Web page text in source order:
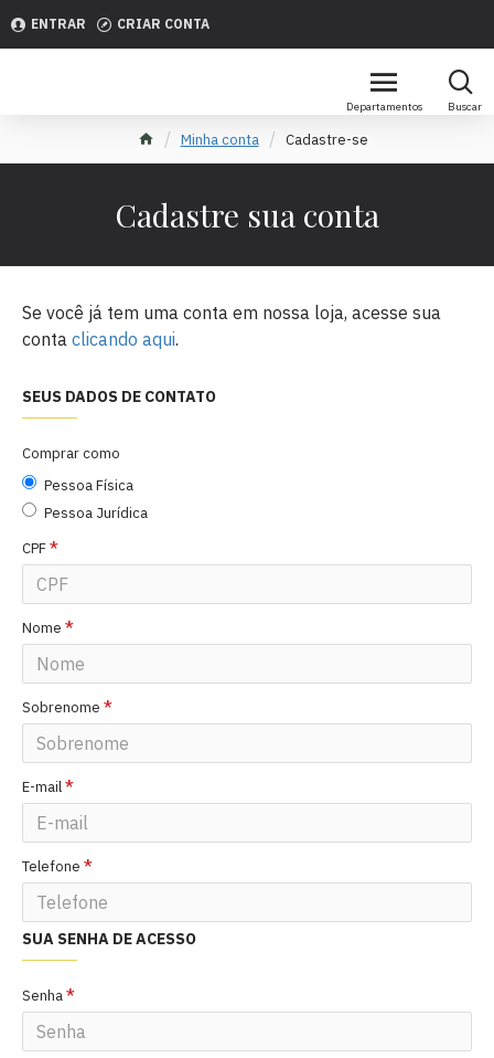
ENTRAR CRIAR CONTA
Minha conta Cadastre-se
Cadastre sua conta
Se você já tem uma conta em nossa loja, acesse sua
conta clicando aqui.
SEUS DADOS DE CONTATO
Comprar como
Pessoa Física
Pessoa Jurídica
CPF
Nome
Sobrenome
E-mail
Telefone
SUA SENHA DE ACESSO
Senha